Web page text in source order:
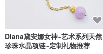
Diana黛安娜女神~艺术系列天然
珍珠水晶项链~定制礼物推荐